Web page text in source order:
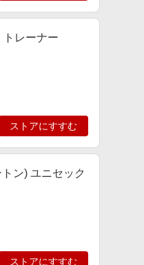
トレーナー
ストアにすすむ
ン) ユニセック
ストアにすすむ